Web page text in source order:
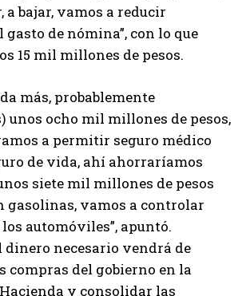
a bajar, vamos a reducir
de nómina”, con lo que
15 mil millones de pesos.
más, probablemente
unos ocho mil millones de pesos,
a permitir seguro médico
de vida, ahí ahorraríamos
siete mil millones de pesos
gasolinas, vamos a controlar
automóviles”, apuntó.
dinero necesario vendrá de
compras del gobierno en la
y consolidar las